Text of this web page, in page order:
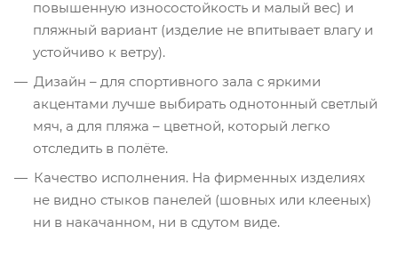
повышенную износостойкость и малый вес) и
пляжный вариант (изделие не впитывает влагу и
устойчиво к ветру).
Дизайн – для спортивного зала с яркими
акцентами лучше выбирать однотонный светлый
мяч, а для пляжа – цветной, который легко
отследить в полёте.
Качество исполнения. На фирменных изделиях
не видно стыков панелей (шовных или клееных)
ни в накачанном, ни в сдутом виде.